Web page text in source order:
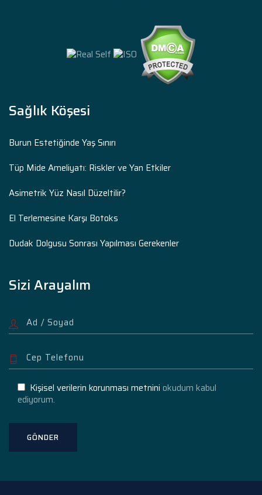
Sağlık Köşesi
Burun Estetiğinde Yaş Sınırı
Tüp Mide Ameliyatı: Riskler ve Yan Etkiler
Asimetrik Yüz Nasıl Düzeltilir?
El Terlemesine Karşı Botoks
Dudak Dolgusu Sonrası Yapılması Gerekenler
Sizi Arayalım
Kişisel verilerin korunması metnini okudum kabul
ediyorum.